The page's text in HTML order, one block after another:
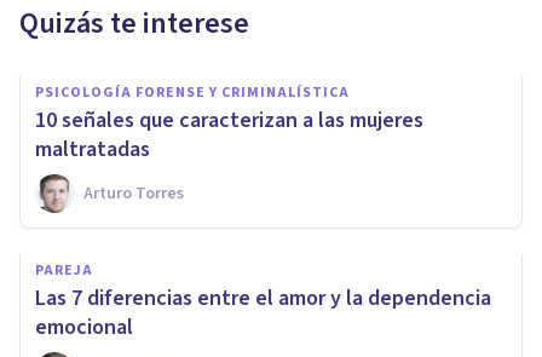
Quizás te interese
PSICOLOGÍA FORENSE Y CRIMINALÍSTICA
10 señales que caracterizan a las mujeres
maltratadas
Arturo Torres
PAREJA
​Las 7 diferencias entre el amor y la dependencia
emocional